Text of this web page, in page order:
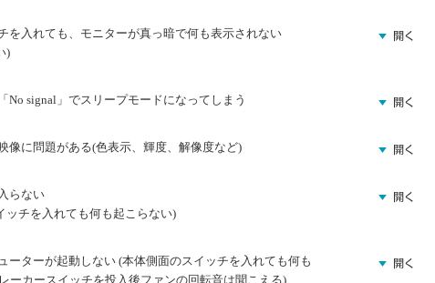
を入れても、モニターが真っ暗で何も表示されない
)
No signal」でスリープモードになってしまう
像に問題がある(色表示、輝度、解像度など)
らない
ッチを入れても何も起こらない)
ーターが起動しない (本体側面のスイッチを入れても何も
ーカースイッチを投入後ファンの回転音は聞こえる)